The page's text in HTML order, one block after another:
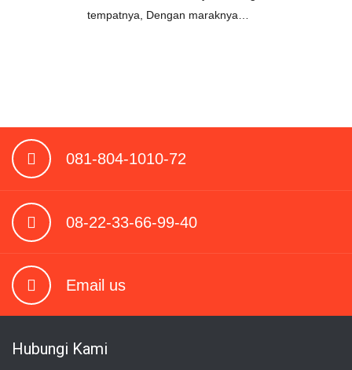
tempatnya, Dengan maraknya…
081-804-1010-72
08-22-33-66-99-40
Email us
Hubungi Kami